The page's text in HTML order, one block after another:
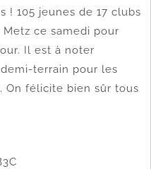
! 105 jeunes de 17 clubs
ce samedi pour
Il est à noter
terrain pour les
On félicite bien sûr tous